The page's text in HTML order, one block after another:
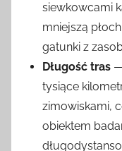
siewkowcami
mniejszą
gatunki z
Długość tras
tysiące
zimowiskami,
obiektem